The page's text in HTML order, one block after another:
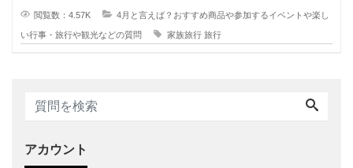
ころコロナ禍で旅行に行けていなか
閲覧数：4.57K 4月と言えば？おすすめ商品や参加するイベントや楽し
い行事・旅行や観光などの質問 家族旅行 旅行
アカウント